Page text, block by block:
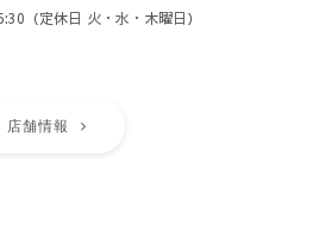
（定休日 火・水・木曜日）
店舗情報